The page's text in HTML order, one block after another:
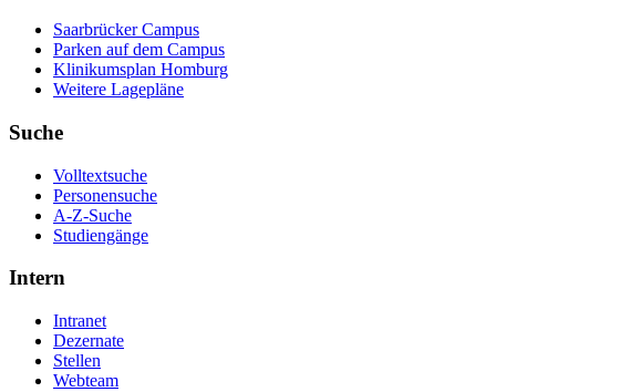
Saarbrücker Campus
Parken auf dem Campus
Klinikumsplan Homburg
Weitere Lagepläne
Suche
Volltextsuche
Personensuche
A-Z-Suche
Studiengänge
Intern
Intranet
Dezernate
Stellen
Webteam